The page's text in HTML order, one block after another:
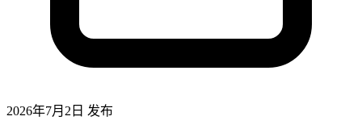
2026年7月2日 发布